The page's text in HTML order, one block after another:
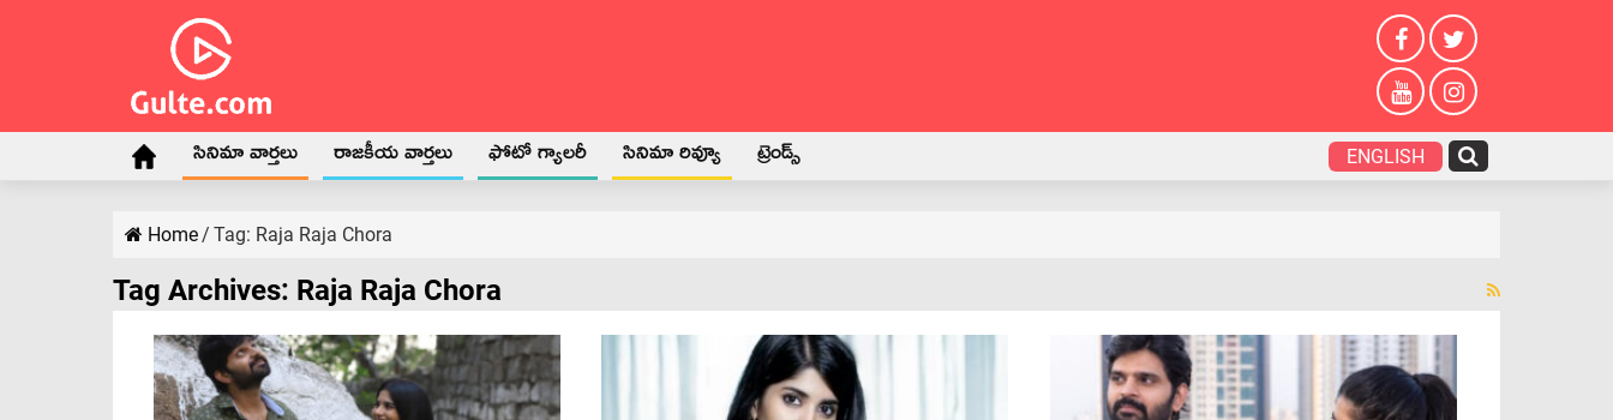
సినిమా వార్తలు రాజకీయ వార్తలు ఫోటో గ్యాలరీ సినిమా రివ్యూ ట్రెండ్స్ ENGLISH
Home/ Tag: Raja Raja Chora
Tag Archives: Raja Raja Chora